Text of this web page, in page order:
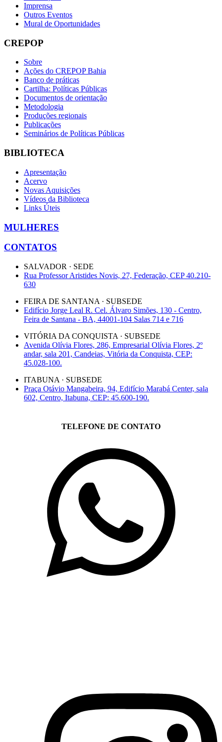
Imprensa
Outros Eventos
Mural de Oportunidades
CREPOP
Sobre
Ações do CREPOP Bahia
Banco de práticas
Cartilha: Políticas Públicas
Documentos de orientação
Metodologia
Produções regionais
Publicações
Seminários de Políticas Públicas
BIBLIOTECA
Apresentação
Acervo
Novas Aquisições
Vídeos da Biblioteca
Links Úteis
MULHERES
CONTATOS
SALVADOR · SEDE
Rua Professor Aristides Novis, 27, Federação, CEP 40.210-
630
FEIRA DE SANTANA · SUBSEDE
Edifício Jorge Leal R. Cel. Álvaro Simões, 130 - Centro,
Feira de Santana - BA, 44001-104 Salas 714 e 716
VITÓRIA DA CONQUISTA · SUBSEDE
Avenida Olívia Flores, 286, Empresarial Olívia Flores, 2º
andar, sala 201, Candeias, Vitória da Conquista, CEP:
45.028-100.
ITABUNA · SUBSEDE
Praça Otávio Mangabeira, 94, Edifício Marabá Center, sala
602, Centro, Itabuna, CEP: 45.600-190.
TELEFONE DE CONTATO